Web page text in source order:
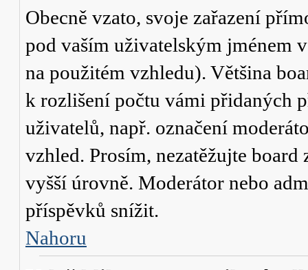
Obecně vzato, svoje zařazení
pod vaším uživatelským jménem
na použitém vzhledu). Většina
k rozlišení počtu vámi přidaných
uživatelů, např. označení
vzhled. Prosím, nezatěžujte
vyšší úrovně. Moderátor nebo
příspěvků snížit.
Nahoru